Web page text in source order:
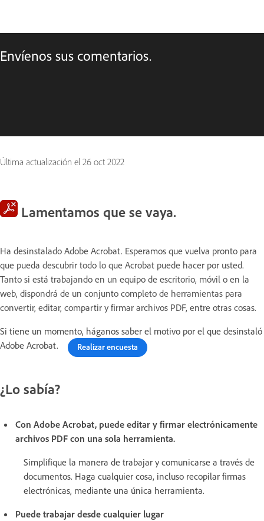
Envíenos sus comentarios.
Última actualización el 26 oct 2022
Lamentamos que se vaya.
Ha desinstalado Adobe Acrobat. Esperamos que vuelva pronto para
que pueda descubrir todo lo que Acrobat puede hacer por usted.
Tanto si está trabajando en un equipo de escritorio, móvil o en la
web, dispondrá de un conjunto completo de herramientas para
convertir, editar, compartir y firmar archivos PDF, entre otras cosas.
Si tiene un momento, háganos saber el motivo por el que desinstaló
Adobe Acrobat.
Realizar encuesta
¿Lo sabía?
Con Adobe Acrobat, puede editar y firmar electrónicamente
archivos PDF con una sola herramienta.
Simplifique la manera de trabajar y comunicarse a través de
documentos. Haga cualquier cosa, incluso recopilar firmas
electrónicas, mediante una única herramienta.
Puede trabajar desde cualquier lugar